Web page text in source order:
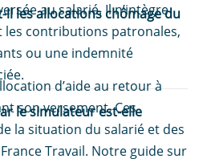
au salarié. Il n’intègre
contributions patronales,
ou une indemnité
il les allocations chômage du
d’aide au retour à
son versement. Ces
la situation du salarié et des
Travail. Notre guide sur
le simulateur est-elle